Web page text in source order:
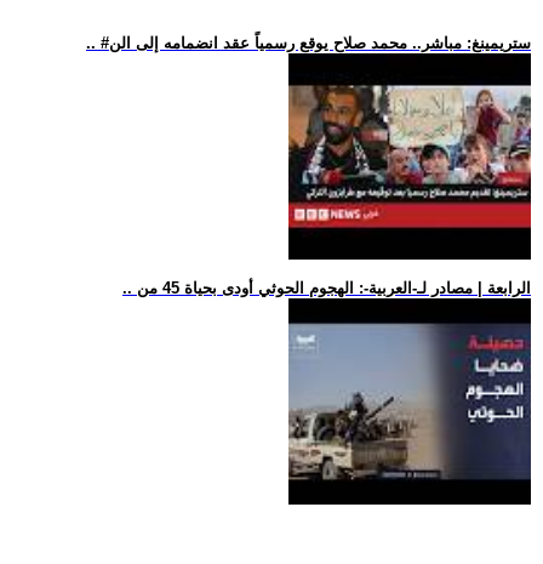
.. #ستريمينغ: مباشر.. محمد صلاح يوقع رسمياً عقد انضمامه إلى الن
.. الرابعة | مصادر لـ-العربية-: الهجوم الحوثي أودى بحياة 45 من